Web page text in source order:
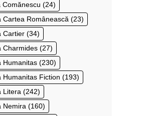
Comănescu (24)
Cartea Românească (23)
Cartier (34)
Charmides (27)
Humanitas (230)
Humanitas Fiction (193)
Litera (242)
Nemira (160)